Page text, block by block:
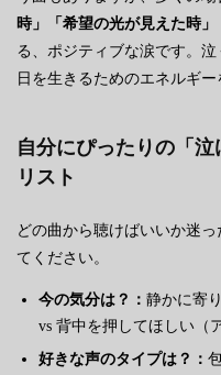
時」「希望の光が見えた時」
る、ポジティブな涙です。
日を生きるためのエネルギ
自分にぴったりの「
リスト
どの曲から聴けばいいか迷
てください。
今の気分は？： 静かに寄
vs 背中を押してほしい（
好きな声のタイプは？：